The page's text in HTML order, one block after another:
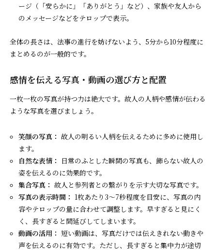
ージ（「安らかに」「ありがとう」など）、家族や友人から
のメッセージなどをテロップで表示。
全体の長さは、法事の進行を妨げないよう、5分から10分程度に
まとめるのが一般的です。
感情を伝える写真・動画の選び方と配置
一枚一枚の写真が持つ力は絶大です。故人の人柄や感情が伝わる
ような写真を選びましょう。
笑顔の写真： 故人の明るい人柄を伝えるために多めに使用し
ます。
自然な表情： 日常のふとした瞬間の写真も、飾らない故人の
姿を伝えるのに効果的です。
集合写真： 故人と参列者との繋がりを示す大切な写真です。
写真の表示時間： 1枚あたり3〜7秒程度を目安に、写真の内
容やテロップの量に合わせて調整します。早すぎると見にく
く、長すぎると間延びしてしまいます。
動画の活用： 短い動画は、写真だけでは伝えきれない動きや
声を伝えるのに有効です。ただし、長すぎると集中力が途切